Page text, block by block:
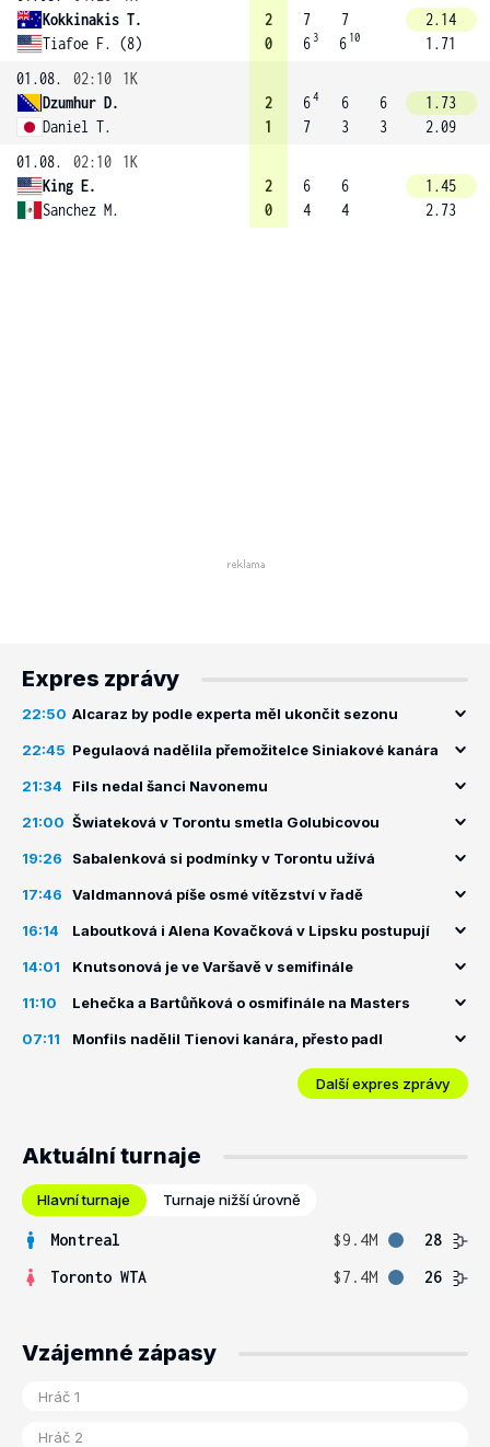
Kokkinakis T.
Tiafoe F. (8)
2
0
7
6 3
7
6 10
2.14
1.71
01.08.
02:10
1K
Dzumhur D.
Daniel T.
2
1
64
7
6
3
6
3
1.73
2.09
01.08.
02:10
1K
King E.
Sanchez M.
2
0
6
4
6
4
1.45
2.73
Expres zprávy
22:50 Alcaraz by podle experta měl ukončit sezonu
22:45 Pegulaová nadělila přemožitelce Siniakové kanára
21:34 Fils nedal šanci Navonemu
21:00 Šwiateková v Torontu smetla Golubicovou
19:26 Sabalenková si podmínky v Torontu užívá
17:46 Valdmannová píše osmé vítězství v řadě
16:14 Laboutková i Alena Kovačková v Lipsku postupují
14:01 Knutsonová je ve Varšavě v semifinále
11:10 Lehečka a Bartůňková o osmifinále na Masters
07:11 Monfils nadělil Tienovi kanára, přesto padl
Další expres zprávy
Aktuální turnaje
Hlavní turnaje Turnaje nižší úrovně
Montreal $9.4M
28
Toronto WTA
$7.4M 26
Vzájemné zápasy